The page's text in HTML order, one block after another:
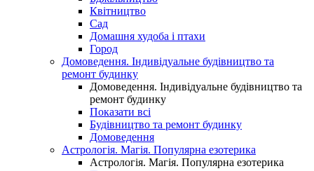
Квітництво
Сад
Домашня худоба і птахи
Город
Домоведення. Індивідуальне будівництво та
ремонт будинку
Домоведення. Індивідуальне будівництво та
ремонт будинку
Показати всі
Будівництво та ремонт будинку
Домоведення
Астрологія. Магія. Популярна езотерика
Астрологія. Магія. Популярна езотерика